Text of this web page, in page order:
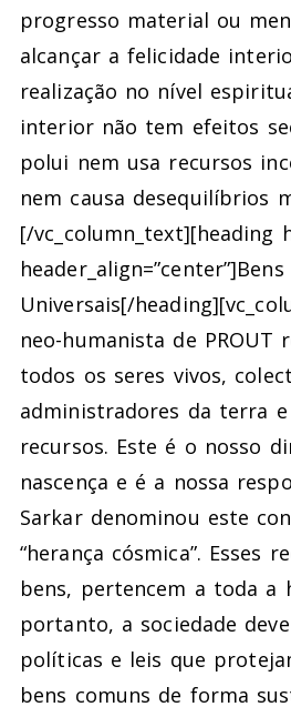
progresso material ou
alcançar a felicidade
realização no nível
interior não tem efeitos
polui nem usa recursos
nem causa desequilíbrios
[/vc_column_text][heading
header_align=”center”]Bens
Universais[/
neo-humanista de PROUT
todos os seres vivos,
administradores da terra e
recursos. Este é o nosso
nascença e é a nossa
Sarkar denominou este
“herança cósmica”. Esses
bens, pertencem a toda a
portanto, a sociedade
políticas e leis que
bens comuns de forma